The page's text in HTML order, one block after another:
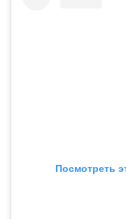
Посмотреть